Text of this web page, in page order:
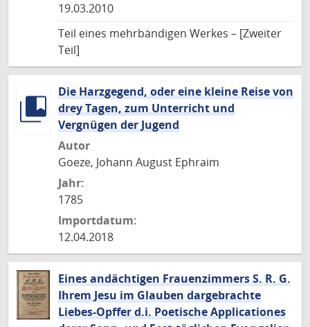
19.03.2010
Teil eines mehrbändigen Werkes – [Zweiter
Teil]
Die Harzgegend, oder eine kleine Reise von
drey Tagen, zum Unterricht und
Vergnügen der Jugend
Autor
Goeze, Johann August Ephraim
Jahr:
1785
Importdatum:
12.04.2018
Eines andächtigen Frauenzimmers S. R. G.
Ihrem Jesu im Glauben dargebrachte
Liebes-Opffer d.i. Poetische Applicationes